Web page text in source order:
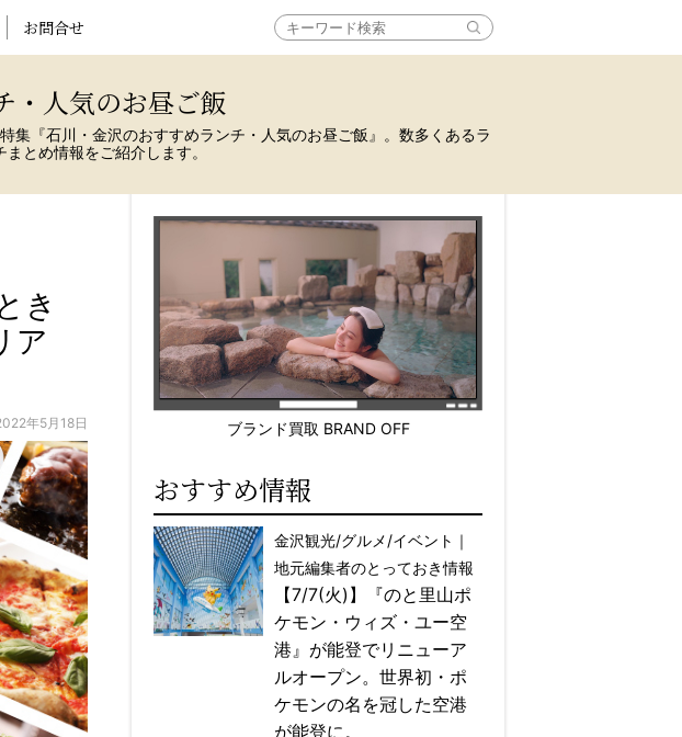
お問合せ
・人気のお昼ご飯
『石川・金沢のおすすめランチ・人気のお昼ご飯』。数多くあるラ
とめ情報をご紹介します。
き
ア
年5月18日 ブランド買取 BRAND OFF
おすすめ情報
金沢観光/グルメ/イベント｜
地元編集者のとっておき情報
【7/7(火)】『のと里山ポ
ケモン・ウィズ・ユー空
港』が能登でリニューア
ルオープン。世界初・ポ
ケモンの名を冠した空港
が能登に。